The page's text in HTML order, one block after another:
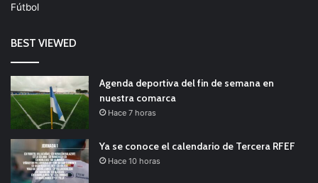
Fútbol
BEST VIEWED
Agenda deportiva del fin de semana en
nuestra comarca
Hace 7 horas
Ya se conoce el calendario de Tercera RFEF
Hace 10 horas